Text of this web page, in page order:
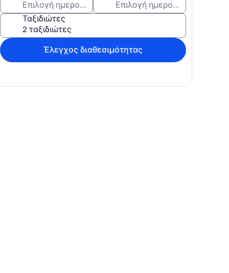
Ταξιδιώτες
Έλεγχος διαθεσιμότητας